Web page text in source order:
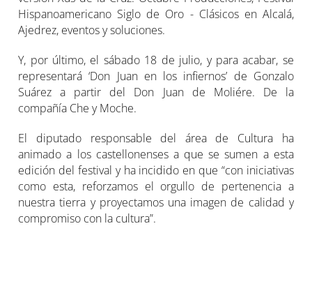
Hispanoamericano Siglo de Oro - Clásicos en Alcalá,
Ajedrez, eventos y soluciones.
Y, por último, el sábado 18 de julio, y para acabar, se
representará ‘Don Juan en los infiernos’ de Gonzalo
Suárez a partir del Don Juan de Moliére. De la
compañía Che y Moche.
El diputado responsable del área de Cultura ha
animado a los castellonenses a que se sumen a esta
edición del festival y ha incidido en que “con iniciativas
como esta, reforzamos el orgullo de pertenencia a
nuestra tierra y proyectamos una imagen de calidad y
compromiso con la cultura”.